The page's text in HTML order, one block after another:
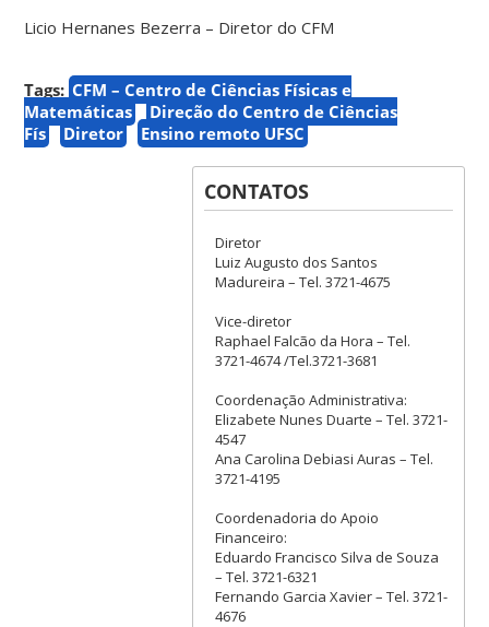
Licio Hernanes Bezerra – Diretor do CFM
Tags: CFM – Centro de Ciências Físicas e
Matemáticas
Direção do Centro de Ciências
Fís
Diretor Ensino remoto UFSC
CONTATOS
Diretor
Luiz Augusto dos Santos
Madureira – Tel. 3721-4675
Vice-diretor
Raphael Falcão da Hora – Tel.
3721-4674 /Tel.3721-3681
Coordenação Administrativa:
Elizabete Nunes Duarte – Tel. 3721-
4547
Ana Carolina Debiasi Auras – Tel.
3721-4195
Coordenadoria do Apoio
Financeiro:
Eduardo Francisco Silva de Souza
– Tel. 3721-6321
Fernando Garcia Xavier – Tel. 3721-
4676